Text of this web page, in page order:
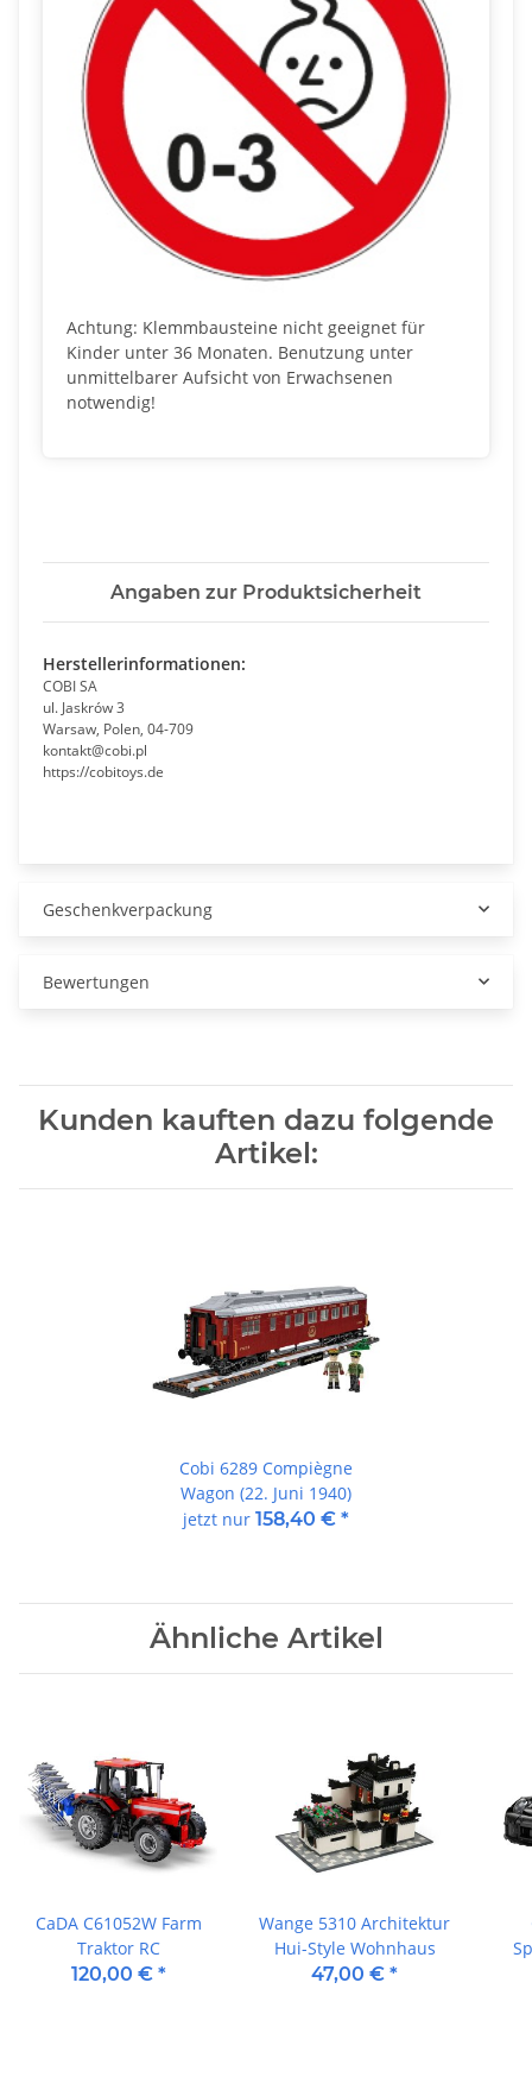
Achtung: Klemmbausteine nicht geeignet für
Kinder unter 36 Monaten. Benutzung unter
unmittelbarer Aufsicht von Erwachsenen
notwendig!
Angaben zur Produktsicherheit
Herstellerinformationen:
COBI SA
ul. Jaskrów 3
Warsaw, Polen, 04-709
kontakt@cobi.pl
https://cobitoys.de
Geschenkverpackung
Bewertungen
Kunden kauften dazu folgende
Artikel:
Cobi 6289 Compiègne
Wagon (22. Juni 1940)
jetzt nur 158,40 € *
Ähnliche Artikel
CaDA C61052W Farm
Traktor RC
120,00 € *
Wange 5310 Architektur
Hui-Style Wohnhaus
47,00 € *